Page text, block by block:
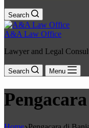
Search
A&A Law Office
Lawyer and Legal
Search Menu